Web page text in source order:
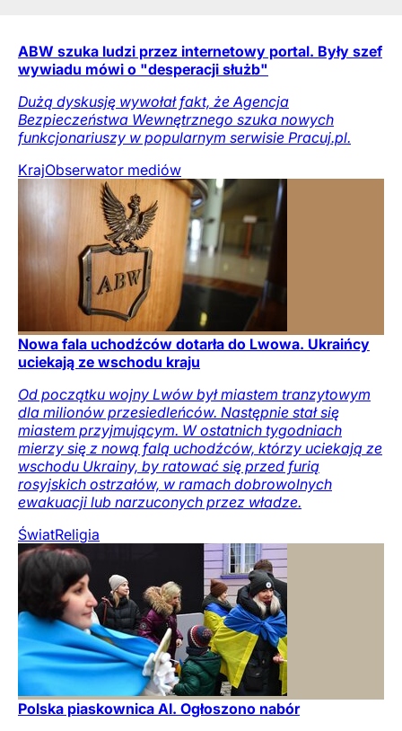
ABW szuka ludzi przez internetowy portal. Były szef
wywiadu mówi o "desperacji służb"
Dużą dyskusję wywołał fakt, że Agencja
Bezpieczeństwa Wewnętrznego szuka nowych
funkcjonariuszy w popularnym serwisie Pracuj.pl.
KrajObserwator mediów
Nowa fala uchodźców dotarła do Lwowa. Ukraińcy
uciekają ze wschodu kraju
Od początku wojny Lwów był miastem tranzytowym
dla milionów przesiedleńców. Następnie stał się
miastem przyjmującym. W ostatnich tygodniach
mierzy się z nową falą uchodźców, którzy uciekają ze
wschodu Ukrainy, by ratować się przed furią
rosyjskich ostrzałów, w ramach dobrowolnych
ewakuacji lub narzuconych przez władze.
ŚwiatReligia
Polska piaskownica AI. Ogłoszono nabór